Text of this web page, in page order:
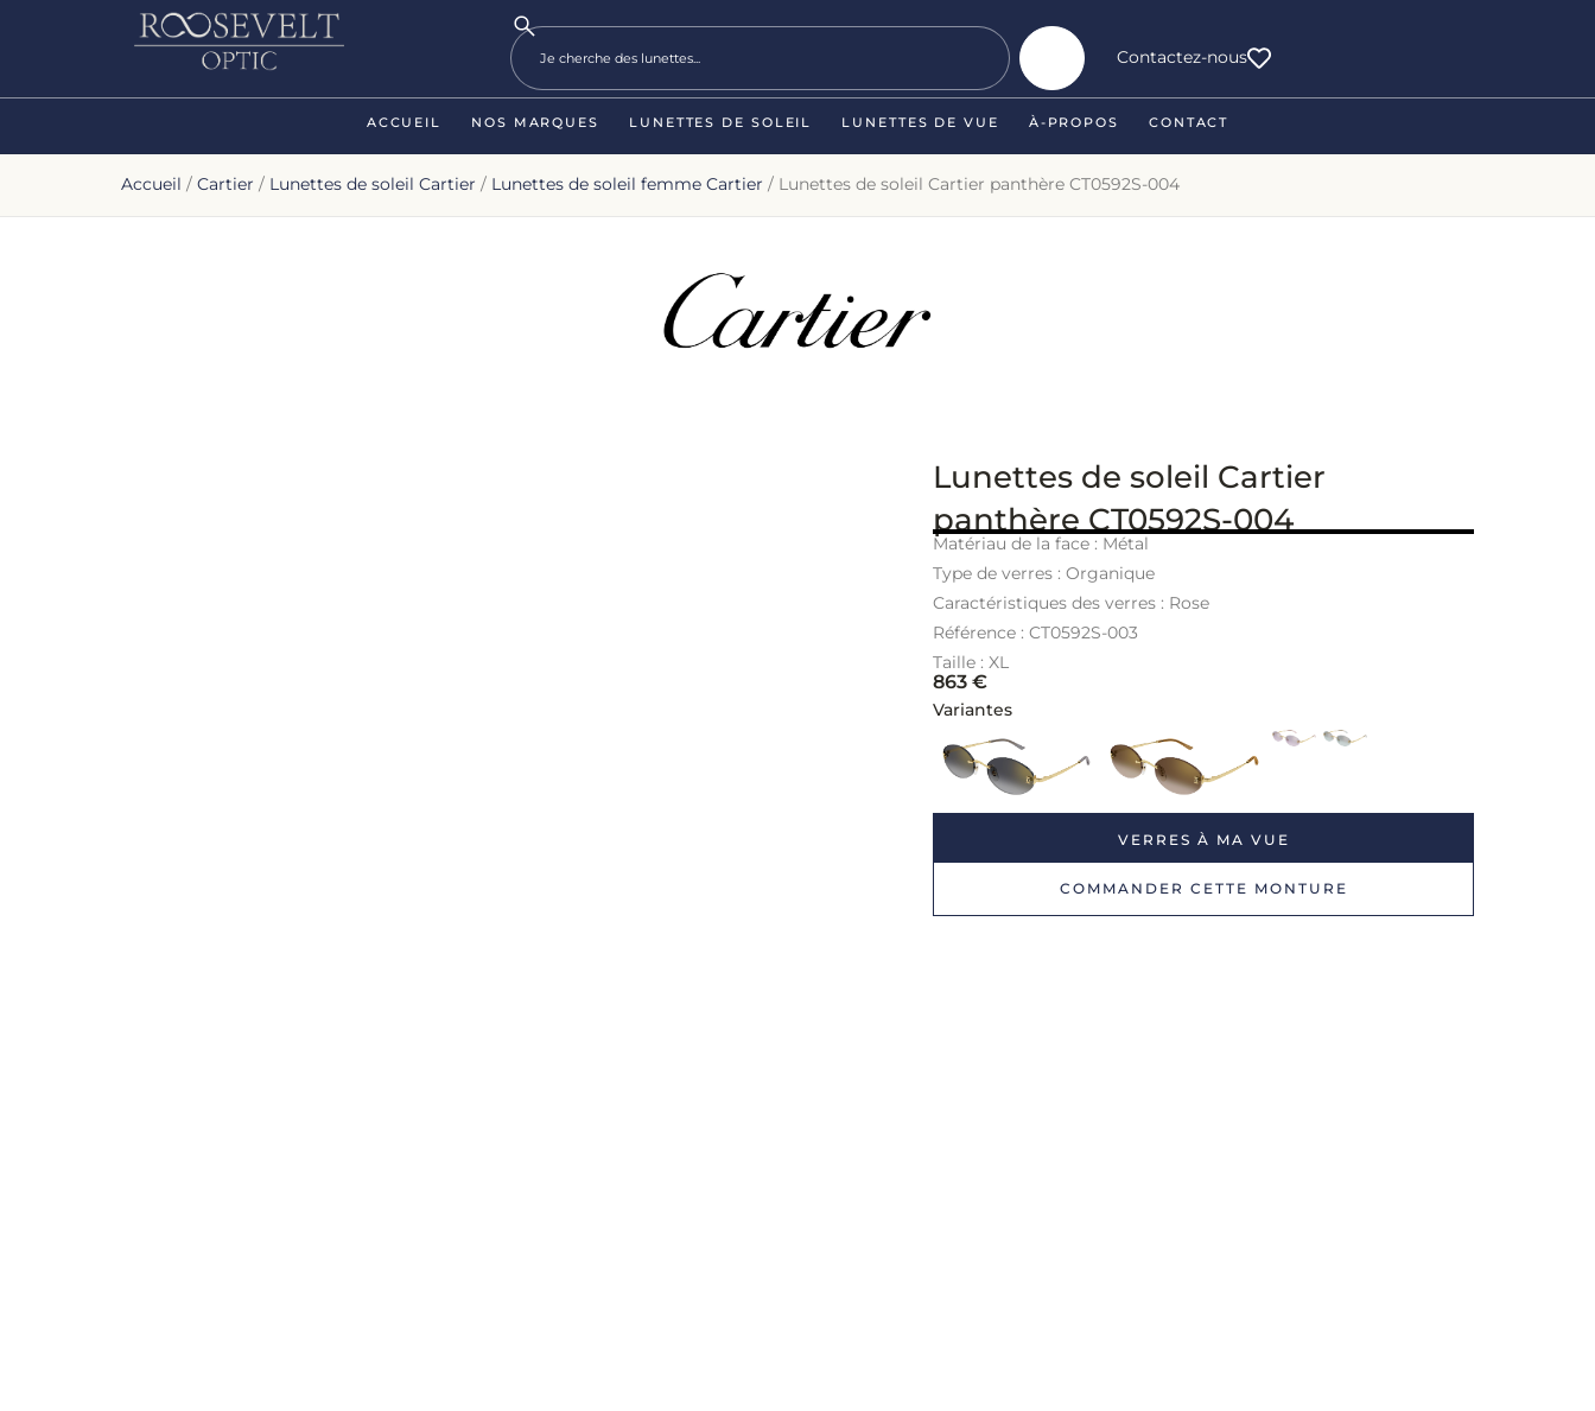
Contactez-nous
ACCUEIL NOS MARQUES LUNETTES DE SOLEIL LUNETTES DE VUE À-PROPOS CONTACT
Accueil / Cartier / Lunettes de soleil Cartier / Lunettes de soleil femme Cartier / Lunettes de soleil Cartier panthère CT0592S-004
Lunettes de soleil Cartier
panthère CT0592S-004
Matériau de la face : Métal
Type de verres : Organique
Caractéristiques des verres : Rose
Référence : CT0592S-003
Taille : XL
863 €
Variantes
VERRES À MA VUE
COMMANDER CETTE MONTURE